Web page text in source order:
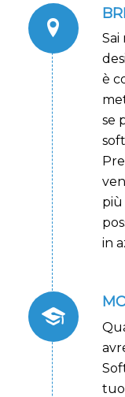
Sai
è
se
più
in